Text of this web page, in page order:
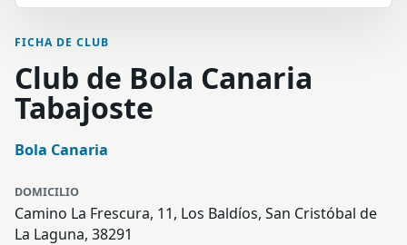
FICHA DE CLUB
Club de Bola Canaria
Tabajoste
Bola Canaria
DOMICILIO
Camino La Frescura, 11, Los Baldíos, San Cristóbal de
La Laguna, 38291